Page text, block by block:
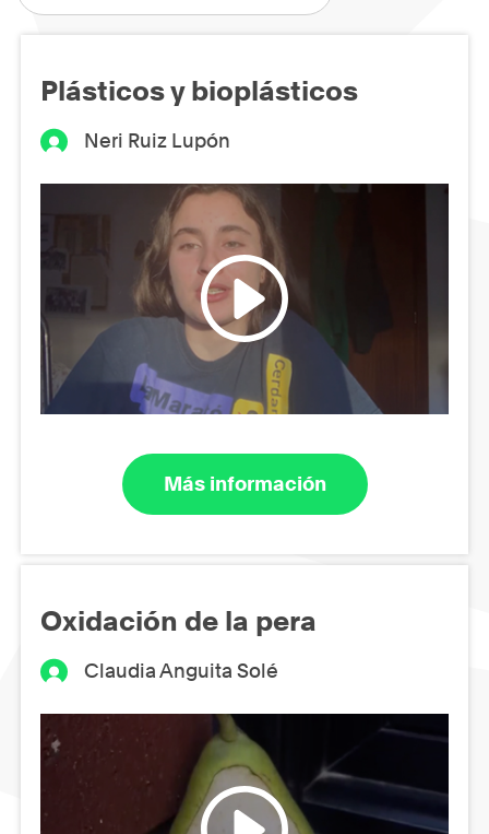
Plásticos y bioplásticos
Neri Ruiz Lupón
Más información
Oxidación de la pera
Claudia Anguita Solé